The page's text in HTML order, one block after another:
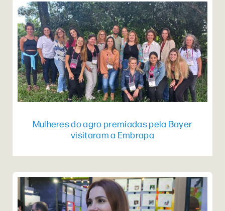
Mulheres do agro premiadas pela Bayer
visitaram a Embrapa